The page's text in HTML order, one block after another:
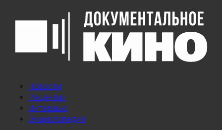
Новости
Рецензии
Интервью
Энциклопедия